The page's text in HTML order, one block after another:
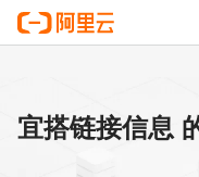
宜搭链接信息